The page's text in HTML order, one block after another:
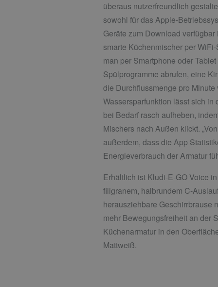
überaus nutzerfreundlich
sowohl für das Apple-
Geräte zum Download
smarte Küchenmischer per
man per Smartphone oder
Spülprogramme abrufen, eine
die Durchflussmenge pro
Wassersparfunktion lässt sich
bei Bedarf rasch aufheben,
Mischers nach Außen klickt.
außerdem, dass die App
Energieverbrauch der Armatur
Erhältlich ist Kludi-E-GO Voice
filigranem, halbrundem C-
herausziehbare Geschirrbrause
mehr Bewegungsfreiheit an der
Küchenarmatur in den
Mattweiß.